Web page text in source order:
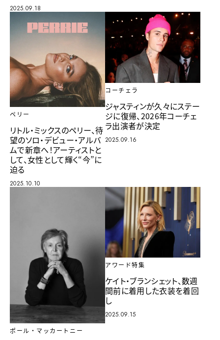
2025.09.18
ペリー
リトル・ミックスのペリー、待
望のソロ・デビュー・アルバ
ムで新章へ！アーティストと
して、女性として輝く“今”に
迫る
2025.10.10
コーチェラ
ジャスティンが久々にステー
ジに復帰、2026年コーチェ
ラ出演者が決定
2025.09.16
ポール・マッカートニー
アワード特集
ケイト・ブランシェット、数週
間前に着用した衣装を着回
し
2025.09.15